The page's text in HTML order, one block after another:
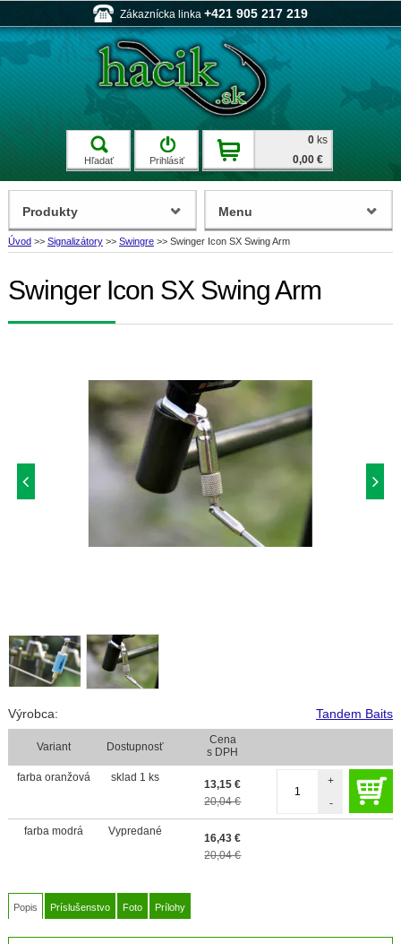
Zákaznícka linka +421 905 217 219
Hľadať Prihlásiť
0 ks
0,00 €
Úvod >> Signalizátory >> Swingre >> Swinger Icon SX Swing Arm
Swinger Icon SX Swing Arm
Výrobca: Tandem Baits
Variant Dostupnosť
Cena
s DPH
farba oranžová
sklad 1 ks
13,15 €
20,04 €
-
+
farba modrá Vypredané
16,43 €
20,04 €
Popis Príslušenstvo Foto Prílohy
Produkty Menu